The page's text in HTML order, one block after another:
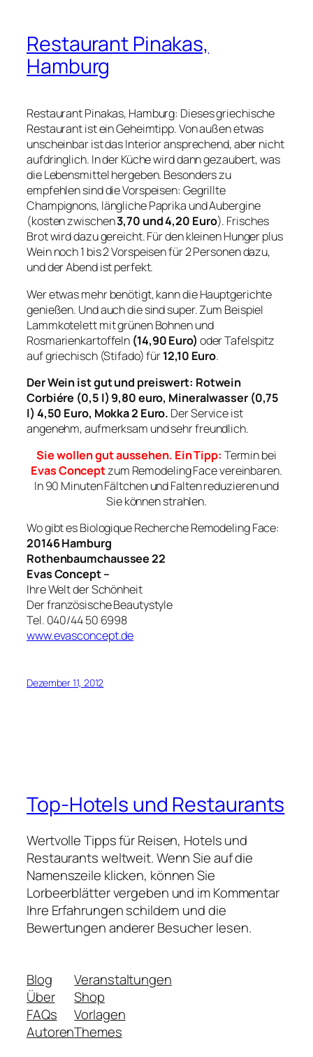
Restaurant Pinakas,
Hamburg
Restaurant Pinakas, Hamburg: Dieses griechische
Restaurant ist ein Geheimtipp. Von außen etwas
unscheinbar ist das Interior ansprechend, aber nicht
aufdringlich. In der Küche wird dann gezaubert, was
die Lebensmittel hergeben. Besonders zu
empfehlen sind die Vorspeisen: Gegrillte
Champignons, längliche Paprika und Aubergine
(kosten zwischen3,70 und 4,20 Euro). Frisches
Brot wird dazu gereicht. Für den kleinen Hunger plus
Wein noch 1 bis 2 Vorspeisen für 2 Personen dazu,
und der Abend ist perfekt.
Wer etwas mehr benötigt, kann die Hauptgerichte
genießen. Und auch die sind super. Zum Beispiel
Lammkotelett mit grünen Bohnen und
Rosmarienkartoffeln (14,90 Euro) oder Tafelspitz
auf griechisch (Stifado) für12,10 Euro.
Der Wein ist gut und preiswert: Rotwein
Corbiére (0,5 l) 9,80 euro, Mineralwasser (0,75
l) 4,50 Euro, Mokka 2 Euro. Der Service ist
angenehm, aufmerksam und sehr freundlich.
Sie wollen gut aussehen. Ein Tipp: Termin bei
Evas Conceptzum Remodeling Face vereinbaren.
In 90 Minuten Fältchen und Falten reduzieren und
Sie können strahlen.
Wo gibt es Biologique Recherche Remodeling Face:
20146 Hamburg
Rothenbaumchaussee 22
Evas Concept –
Ihre Welt der Schönheit
Der französische Beautystyle
Tel. 040/44 50 6998
www.evasconcept.de
Dezember 11, 2012
Top-Hotels und Restaurants
Wertvolle Tipps für Reisen, Hotels und
Restaurants weltweit. Wenn Sie auf die
Namenszeile klicken, können Sie
Lorbeerblätter vergeben und im Kommentar
Ihre Erfahrungen schildern und die
Bewertungen anderer Besucher lesen.
Blog
Über
FAQs
Autoren
Veranstaltungen
Shop
Vorlagen
Themes